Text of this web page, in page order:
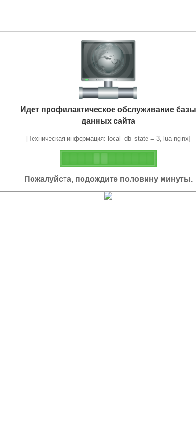
Идет профилактическое обслуживание базы
данных сайта
[Техническая информация: local_db_state = 3, lua-nginx]
Пожалуйста, подождите половину минуты.